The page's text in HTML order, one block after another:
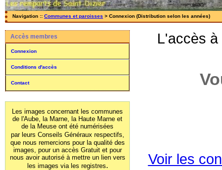
Navigation :: Communes et paroisses > Connexion (Distribution selon les années)
Accès membres
Connexion
Conditions d'accès
Contact
Les images concernant les communes
de l'Aube, la Marne, la Haute Marne et
de la Meuse ont été numérisées
par leurs Conseils Généraux respectifs,
que nous remercions pour la qualité des
images, pour un accès Gratuit et pour
nous avoir autorisé à mettre un lien vers
les images via les registres.
L'accès
Voir les